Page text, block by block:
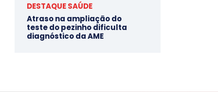
DESTAQUE SAÚDE
Atraso na ampliação do
teste do pezinho dificulta
diagnóstico da AME